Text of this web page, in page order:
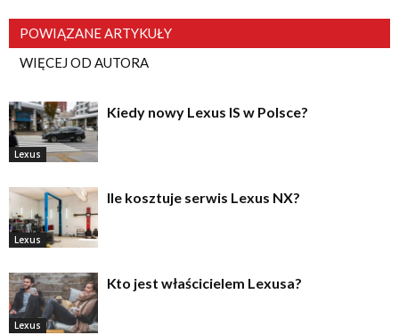
POWIĄZANE ARTYKUŁY
WIĘCEJ OD AUTORA
Lexus
Kiedy nowy Lexus IS w Polsce?
Lexus
Ile kosztuje serwis Lexus NX?
Lexus
Kto jest właścicielem Lexusa?